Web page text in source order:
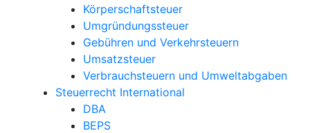
Körperschaftsteuer
Umgründungssteuer
Gebühren und Verkehrsteuern
Umsatzsteuer
Verbrauchsteuern und Umweltabgaben
Steuerrecht International
DBA
BEPS